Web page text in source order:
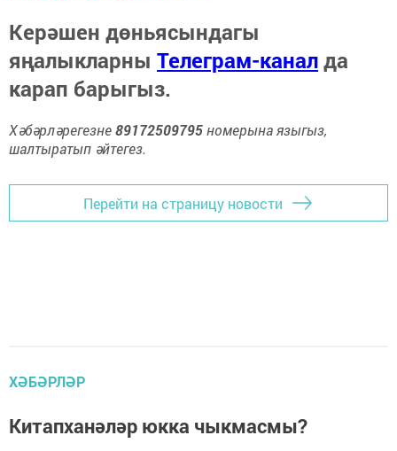
Керәшен дөньясындагы
яңалыкларны Телеграм-каналда
карап барыгыз.
Хәбәрләрегезне89172509795номерына языгыз,
шалтыратып әйтегез.
Перейти на страницу новости
ХӘБӘРЛӘР
Китапханәләр юкка чыкмасмы?